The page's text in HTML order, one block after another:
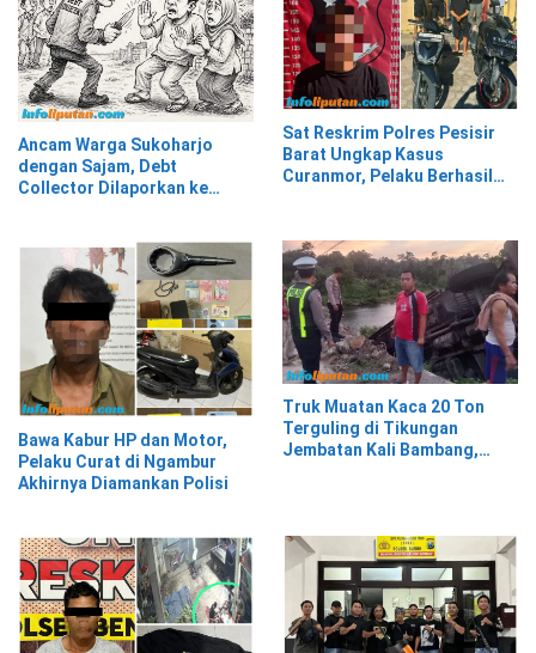
Ancam Warga Sukoharjo
dengan Sajam, Debt
Collector Dilaporkan ke
Sat Reskrim Polres Pesisir
Barat Ungkap Kasus
Curanmor, Pelaku Berhasil
Bawa Kabur HP dan Motor,
Pelaku Curat di Ngambur
Akhirnya Diamankan Polisi
Truk Muatan Kaca 20 Ton
Terguling di Tikungan
Jembatan Kali Bambang,